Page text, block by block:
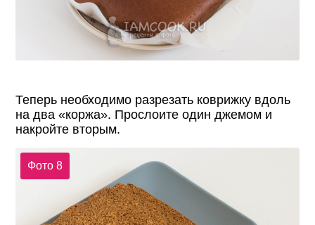
Теперь необходимо разрезать коврижку вдоль
на два «коржа». Прослоите один джемом и
накройте вторым.
Фото 8